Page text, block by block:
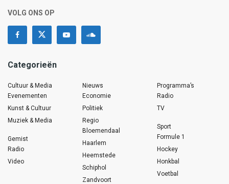
VOLG ONS OP
Categorieën
Cultuur & Media
Evenementen
Kunst & Cultuur
Muziek & Media
Gemist
Radio
Video
Nieuws
Economie
Politiek
Regio
Bloemendaal
Haarlem
Heemstede
Schiphol
Zandvoort
Programma’s
Radio
TV
Sport
Formule 1
Hockey
Honkbal
Voetbal